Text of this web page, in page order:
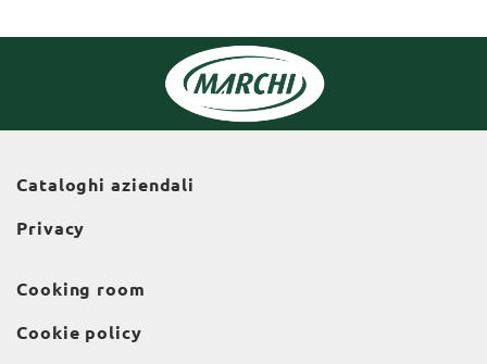
Cataloghi aziendali
Privacy
Cooking room
Cookie policy